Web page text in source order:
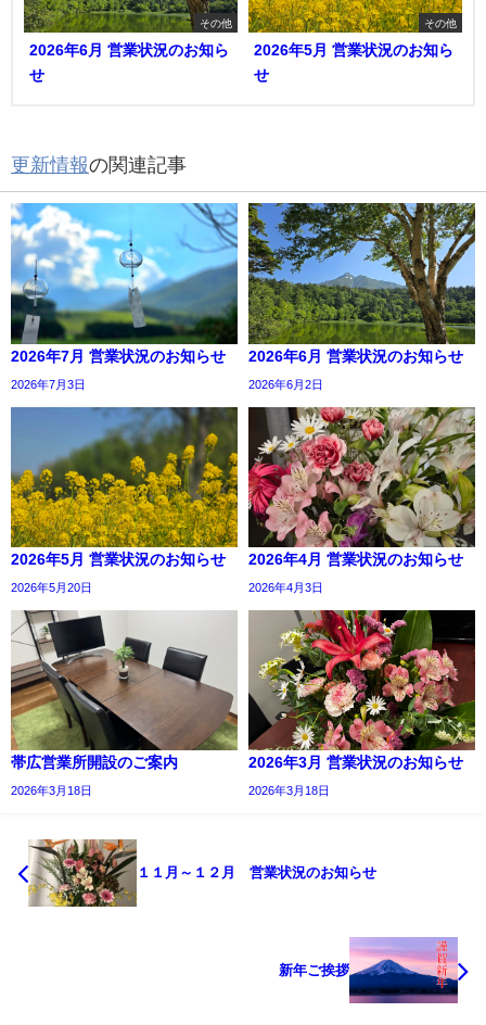
その他
2026年6月 営業状況のお知ら
せ
その他
2026年5月 営業状況のお知ら
せ
更新情報の関連記事
2026年7月 営業状況のお知らせ
2026年7月3日
2026年6月 営業状況のお知らせ
2026年6月2日
2026年5月 営業状況のお知らせ
2026年5月20日
2026年4月 営業状況のお知らせ
2026年4月3日
帯広営業所開設のご案内
2026年3月18日
2026年3月 営業状況のお知らせ
2026年3月18日
１１月～１２月 営業状況のお知らせ
新年ご挨拶